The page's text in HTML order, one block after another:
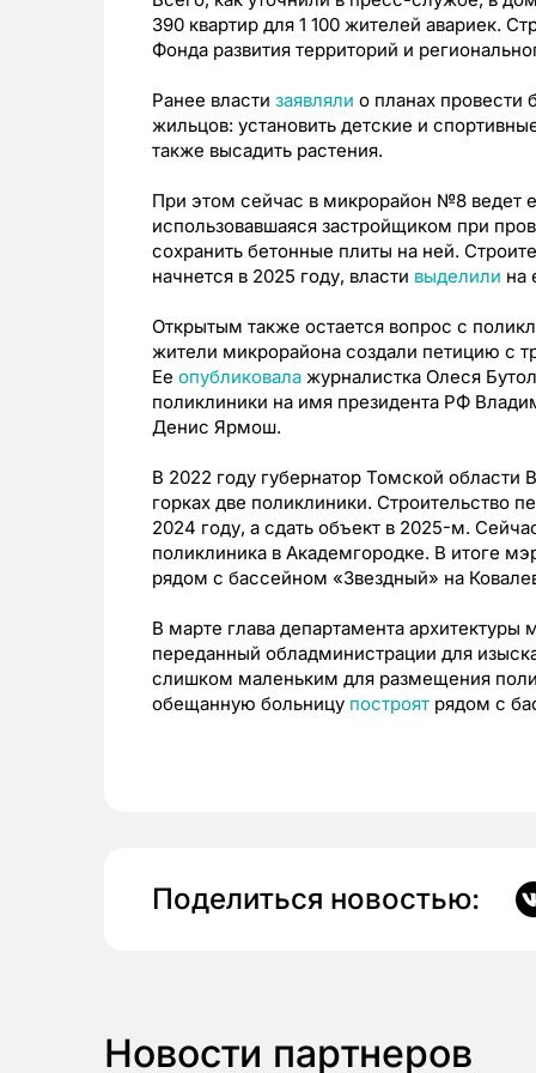
390 квартир для 1 100 жителей авариек.
Фонда развития территорий и
Ранее власти заявляли о планах провести
жильцов: установить детские и
также высадить растения.
При этом сейчас в микрорайон №8 ведет
использовавшаяся застройщиком при
сохранить бетонные плиты на ней.
начнется в 2025 году, власти выделили на
Открытым также остается вопрос с
жители микрорайона создали петицию с
Ее опубликовала журналистка Олеся
поликлиники на имя президента РФ
Денис Ярмош.
В 2022 году губернатор Томской
горках две поликлиники. Строительство
2024 году, а сдать объект в 2025-м.
поликлиника в Академгородке. В итоге
рядом с бассейном «Звездный» на
В марте глава департамента
переданный обладминистрации для
слишком маленьким для размещения
обещанную больницу построят рядом с
Поделиться новостью:
Новости партнеров